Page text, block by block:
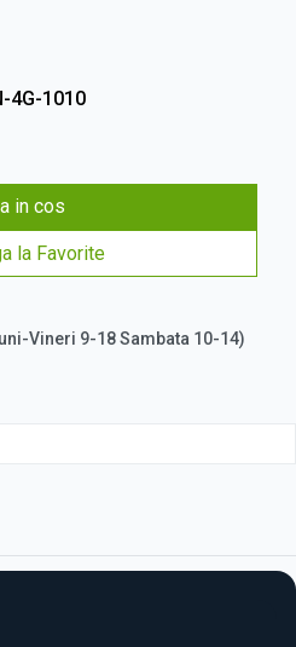
4G-1010
in cos
la Favorite
Vineri 9-18 Sambata 10-14)